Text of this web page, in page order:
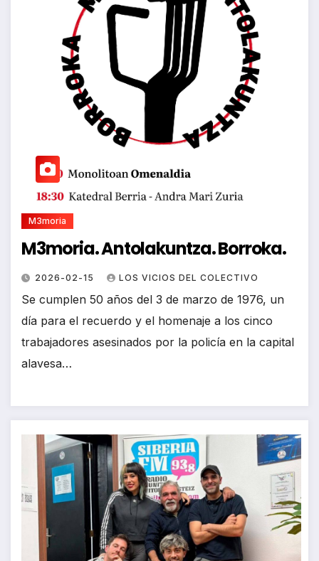
M3moria
M3moria. Antolakuntza. Borroka.
2026-02-15 LOS VICIOS DEL COLECTIVO
Se cumplen 50 años del 3 de marzo de 1976, un
día para el recuerdo y el homenaje a los cinco
trabajadores asesinados por la policía en la capital
alavesa…